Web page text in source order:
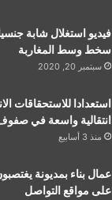
فيديو استغلال شابة
سخط وسط المغاربة
سبتمبر 20, 2020
استعدادا للاستحقاقات
انتقالية واسعة في
منذ 3 أسابيع
عمال بناء بمديونة
على مواقع التواصل